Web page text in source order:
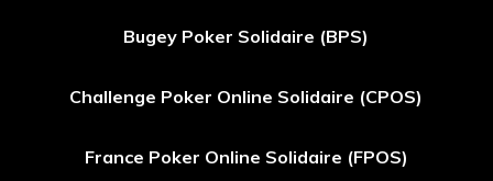
Bugey Poker Solidaire (BPS)
Challenge Poker Online Solidaire (CPOS)
France Poker Online Solidaire (FPOS)